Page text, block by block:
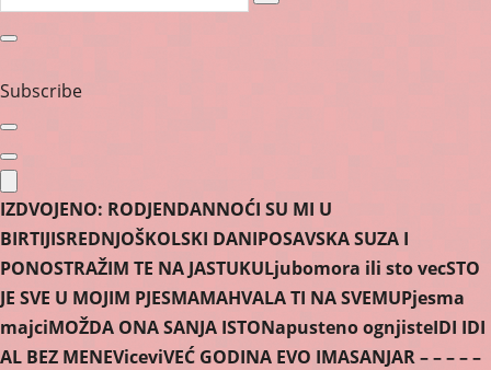
for:
Subscribe
IZDVOJENO: RODJENDANNOĆI SU MI U
BIRTIJISREDNJOŠKOLSKI DANIPOSAVSKA SUZA I
PONOSTRAŽIM TE NA JASTUKULjubomora ili sto vecSTO
JE SVE U MOJIM PJESMAMAHVALA TI NA SVEMUPjesma
majciMOŽDA ONA SANJA ISTONapusteno ognjisteIDI IDI
AL BEZ MENEViceviVEĆ GODINA EVO IMASANJAR – – – – –